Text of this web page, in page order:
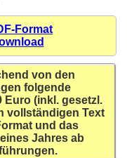
Format
von den
folgende
Euro (inkl. gesetzl.
vollständigen Text
und das
Jahres ab